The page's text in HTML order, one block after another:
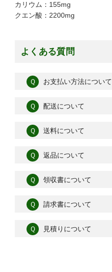
カリウム：155mg
クエン酸：2200mg
よくある質問
Ｑ お支払い方法について
Ｑ 配送について
Ｑ 送料について
Ｑ 返品について
Ｑ 領収書について
Ｑ 請求書について
Ｑ 見積りについて